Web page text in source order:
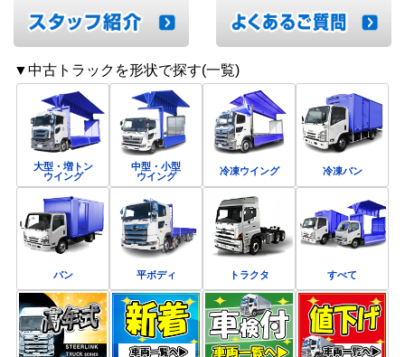
▼中古トラックを形状で探す(一覧)
大型・増トン
ウイング
中型・小型
ウイング
冷凍ウイング 冷凍バン
バン 平ボディ トラクタ すべて